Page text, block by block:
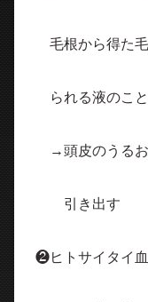
毛根から得た
られる液のこと
→頭皮のうるお
引き出す
❷ヒトサイタイ